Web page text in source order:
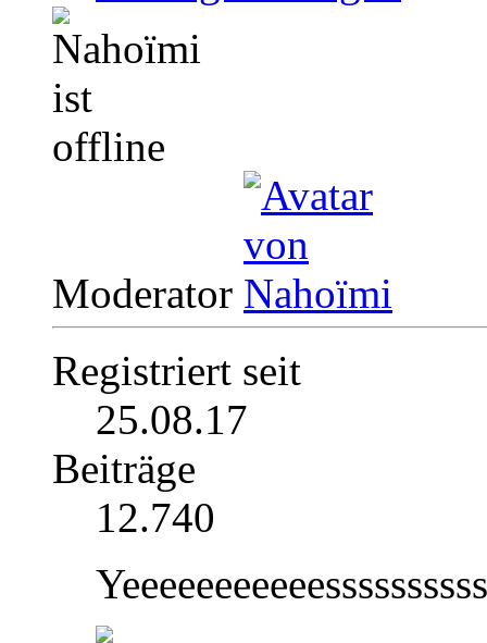
Moderator
Registriert seit
25.08.17
Beiträge
12.740